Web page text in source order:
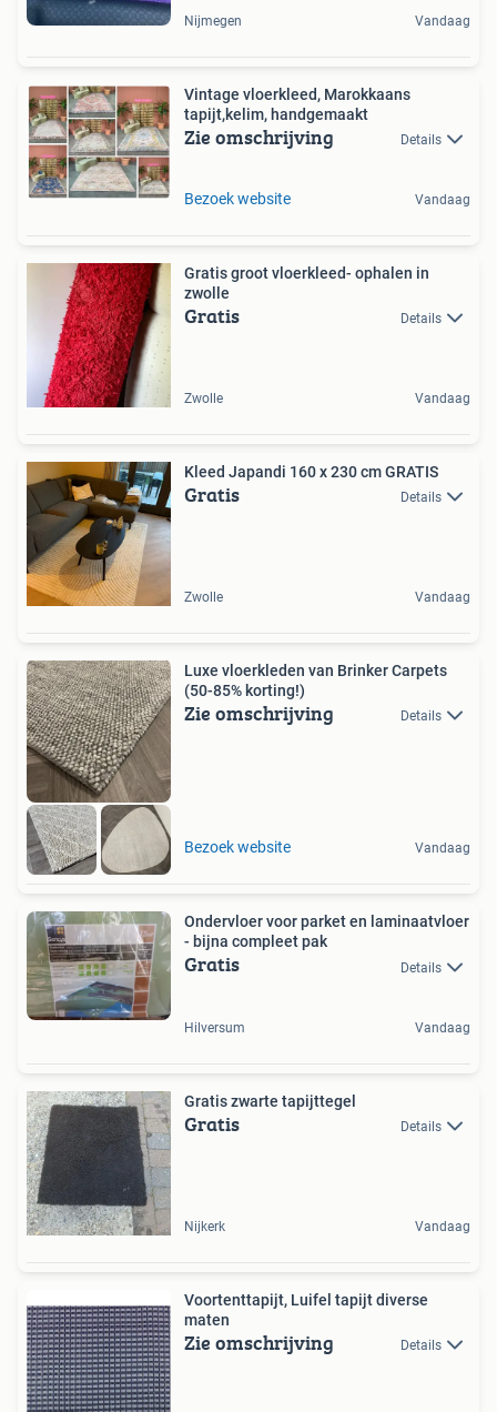
Nijmegen Vandaag
Vintage vloerkleed, Marokkaans
tapijt,kelim, handgemaakt
Zie omschrijving Details
Bezoek website Vandaag
Gratis groot vloerkleed- ophalen in
zwolle
Gratis Details
Zwolle Vandaag
Kleed Japandi 160 x 230 cm GRATIS
Gratis Details
Zwolle Vandaag
Luxe vloerkleden van Brinker Carpets
(50-85% korting!)
Zie omschrijving Details
Bezoek website Vandaag
Ondervloer voor parket en laminaatvloer
- bijna compleet pak
Gratis Details
Hilversum Vandaag
Gratis zwarte tapijttegel
Gratis Details
Nijkerk Vandaag
Voortenttapijt, Luifel tapijt diverse
maten
Zie omschrijving Details